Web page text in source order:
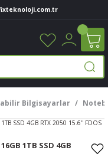
Bilgisayarlar
1TB SSD 4GB